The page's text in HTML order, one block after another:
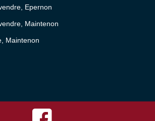
Epernon
Maintenon
Maintenon